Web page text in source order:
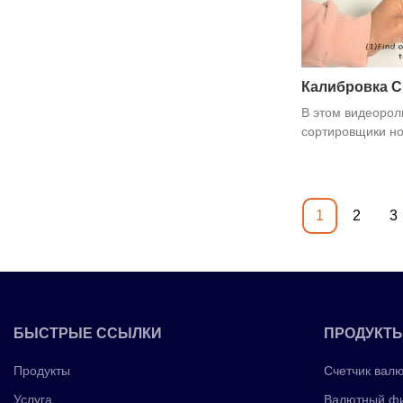
Калибровка
В этом
сортировщики
1 2 3
БЫСТРЫЕ ССЫЛКИ
Продукты
Услуга
ПРОДУКТЫ
Счетчик
Валютный